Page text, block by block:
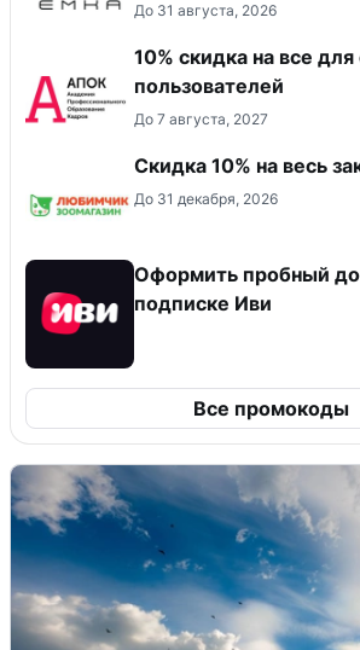
До 31 августа, 2026
10% скидка на все
пользователей
До 7 августа, 2027
Скидка 10% на весь
До 31 декабря, 2026
Оформить пробный
подписке Иви
Все промокоды